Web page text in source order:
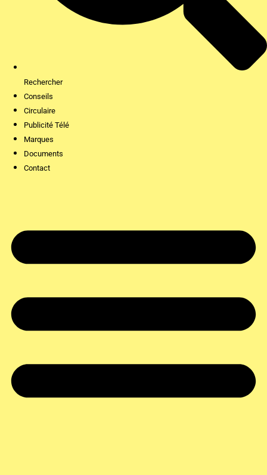
Rechercher
Conseils
Circulaire
Publicité Télé
Marques
Documents
Contact